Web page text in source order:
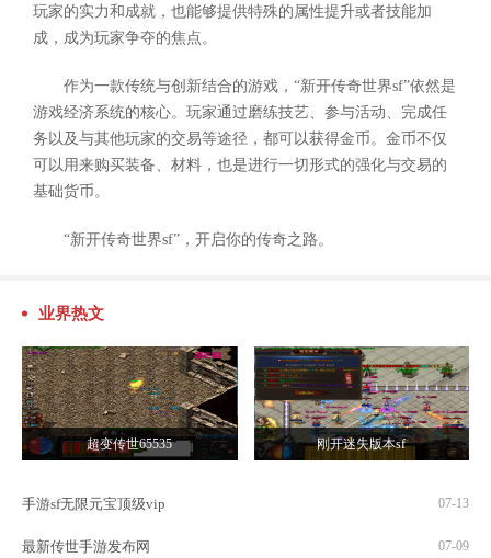
玩家的实力和成就，也能够提供特殊的属性提升或者技能加
成，成为玩家争夺的焦点。
作为一款传统与创新结合的游戏，“新开传奇世界sf”依然是
游戏经济系统的核心。玩家通过磨练技艺、参与活动、完成任
务以及与其他玩家的交易等途径，都可以获得金币。金币不仅
可以用来购买装备、材料，也是进行一切形式的强化与交易的
基础货币。
“新开传奇世界sf”，开启你的传奇之路。
业界热文
超变传世65535 刚开迷失版本sf
手游sf无限元宝顶级vip 07-13
最新传世手游发布网 07-09